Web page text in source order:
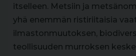
itselleen. Metsiin ja
yhä enemmän ristiriitaisia
ilmastonmuutoksen,
teollisuuden murroksen